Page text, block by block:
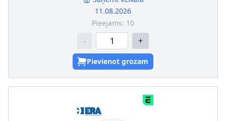
11.08.2026
Pieejams: 10
- +
Pievienot grozam